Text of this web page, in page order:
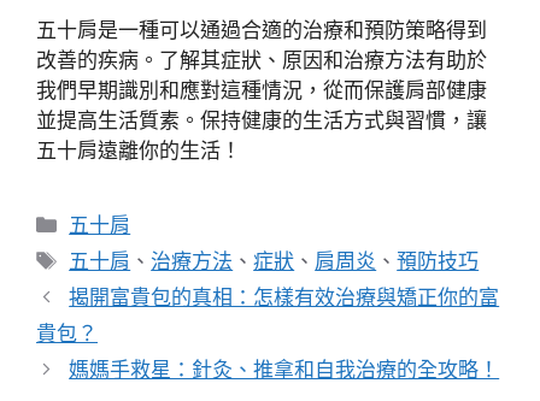
五十肩是一種可以通過合適的治療和預防策略得到
改善的疾病。了解其症狀、原因和治療方法有助於
我們早期識別和應對這種情況，從而保護肩部健康
並提高生活質素。保持健康的生活方式與習慣，讓
五十肩遠離你的生活！
分
類
五十肩
標
籤
五十肩 、 治療方法 、症狀 、 肩周炎 、預防技巧
揭開富貴包的真相：怎樣有效治療與矯正你的富
貴包？
媽媽手救星：針灸、推拿和自我治療的全攻略！